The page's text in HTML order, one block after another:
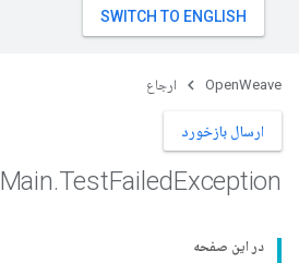
OpenWeave ارجاع
ارسال بازخورد
Main.TestFailedException
در این صفحه